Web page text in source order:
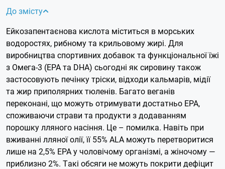
До змісту
Ейкозапентаєнова кислота міститься в морських
водоростях, рибному та крильовому жирі. Для
виробництва спортивних добавок та функціональної їжі
з Омега-3 (EPA та DHA) сьогодні як сировину також
застосовують печінку тріски, відходи кальмарів, мідії
та жир приполярних тюленів. Багато веганів
переконані, що можуть отримувати достатньо EPA,
споживаючи страви та продукти з додаванням
порошку лляного насіння. Це – помилка. Навіть при
вживанні лляної олії, її 55% ALA можуть перетворитися
лише на 2,5% EPA у чоловічому організмі, а жіночому —
приблизно 2%. Такі обсяги не можуть покрити дефіцит